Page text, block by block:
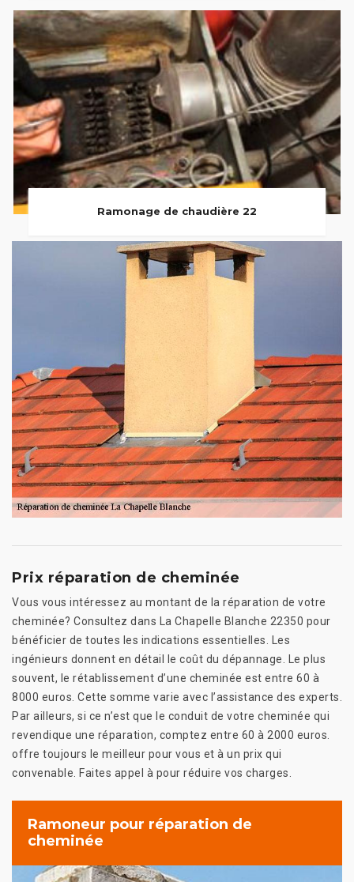
Ramonage de chaudière 22
Prix réparation de cheminée
Vous vous intéressez au montant de la réparation de votre
cheminée? Consultez dans La Chapelle Blanche 22350 pour
bénéficier de toutes les indications essentielles. Les
ingénieurs donnent en détail le coût du dépannage. Le plus
souvent, le rétablissement d’une cheminée est entre 60 à
8000 euros. Cette somme varie avec l’assistance des experts.
Par ailleurs, si ce n’est que le conduit de votre cheminée qui
revendique une réparation, comptez entre 60 à 2000 euros.
offre toujours le meilleur pour vous et à un prix qui
convenable. Faites appel à pour réduire vos charges.
Ramoneur pour réparation de
cheminée